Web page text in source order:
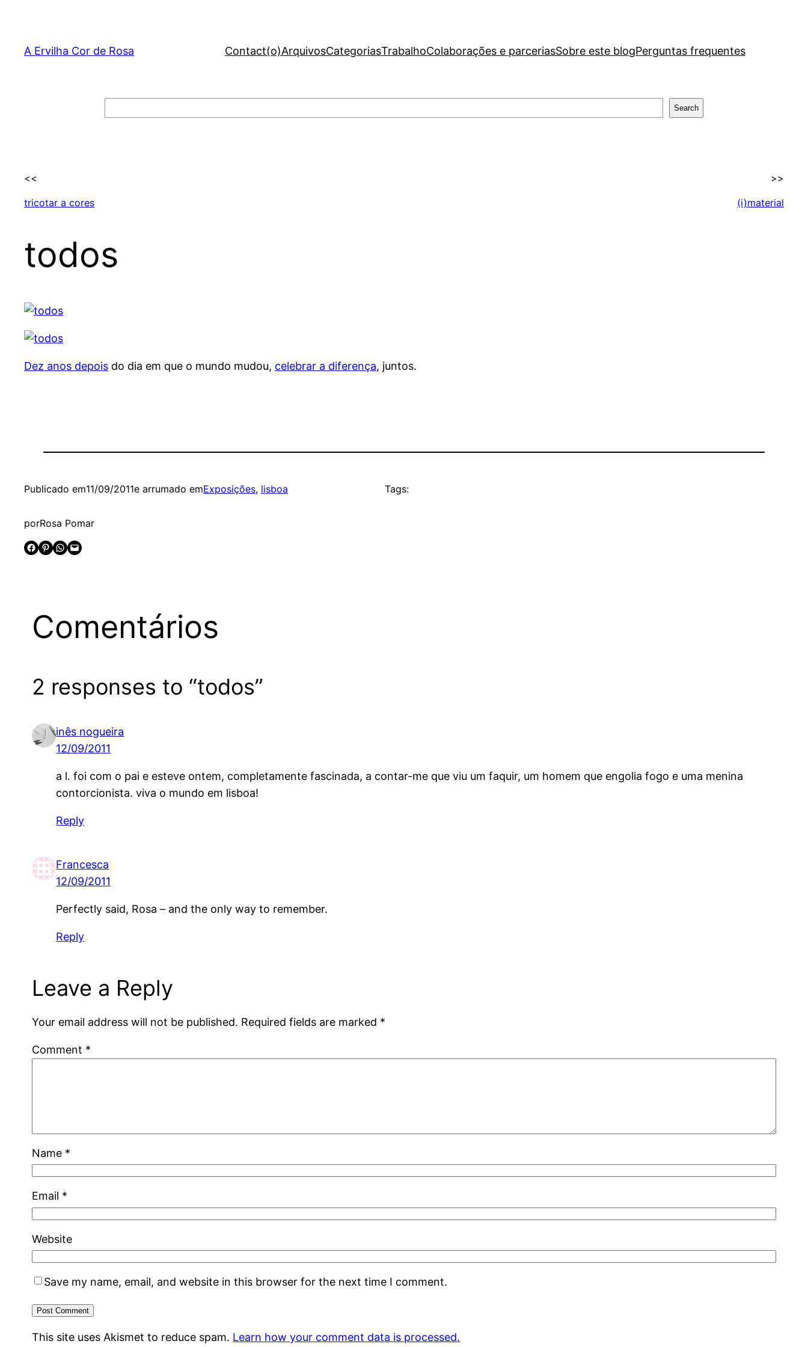
content
A Ervilha Cor de Rosa Contact(o)ArquivosCategoriasTrabalhoColaborações e parceriasSobre este blogPerguntas frequentes
Search
<<
tricotar a cores
>>
(i)material
todos
Dez anos depois do dia em que o mundo mudou, celebrar a diferença, juntos.
Publicado em11/09/2011e arrumado emExposições, lisboa
porRosa Pomar
Share on Facebook
Share on Pinterest Share on WhatsApp Email this Page
Tags:
Comentários
2 responses to “todos”
inês nogueira
12/09/2011
a l. foi com o pai e esteve ontem, completamente fascinada, a contar-me que viu um faquir, um homem que engolia fogo e uma menina
contorcionista. viva o mundo em lisboa!
Reply
Francesca
12/09/2011
Perfectly said, Rosa – and the only way to remember.
Reply
Leave a Reply
Your email address will not be published. Required fields are marked *
Comment *
Name *
Email *
Website
Save my name, email, and website in this browser for the next time I comment.
This site uses Akismet to reduce spam. Learn how your comment data is processed.